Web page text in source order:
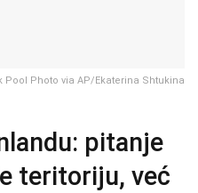
Pool Photo via AP/Ekaterina Shtukina
pitanje
teritoriju, već